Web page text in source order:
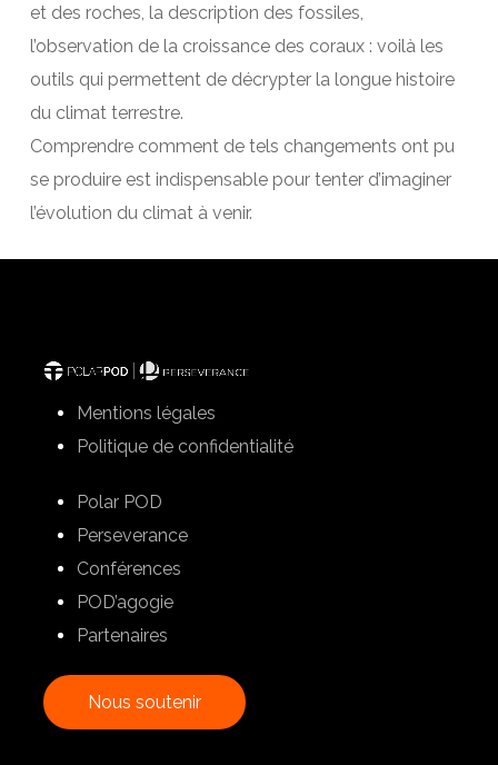
et des roches, la description des fossiles,
l’observation de la croissance des coraux : voilà les
outils qui permettent de décrypter la longue histoire
du climat terrestre.
Comprendre comment de tels changements ont pu
se produire est indispensable pour tenter d’imaginer
l’évolution du climat à venir.
Mentions légales
Politique de confidentialité
Polar POD
Perseverance
Conférences
POD’agogie
Partenaires
Nous soutenir